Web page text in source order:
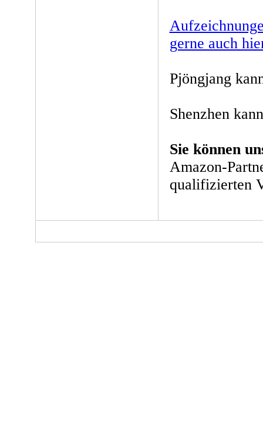
gerne auch
Pjöngjang
Shenzhen
Sie können
Amazon-
qualifizierten